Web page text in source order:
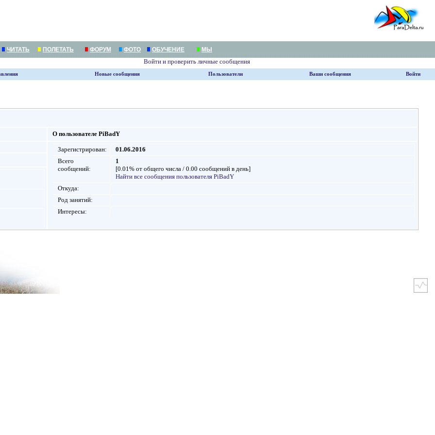
ЧИТАТЬ ПОЛЕТАТЬ ФОРУМ ФОТО ОБУЧЕНИЕ МЫ
Войти и проверить личные сообщения
Новые сообщения Пользователи Ваши сообщения Войти
О пользователе PiBadY
Зарегистрирован:
01.06.2016
Всего
сообщений:
1
[0.01% от общего числа / 0.00 сообщений в день]
Найти все сообщения пользователя PiBadY
Откуда:
Род занятий:
Интересы: